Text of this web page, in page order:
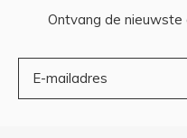
Ontvang de nieuwste